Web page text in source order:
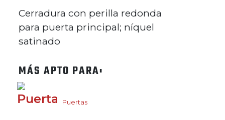
Cerradura con perilla redonda
para puerta principal; níquel
satinado
MÁS APTO PARA:
Puertas